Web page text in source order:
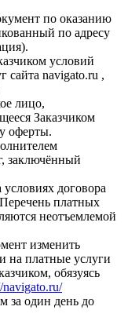
по оказанию
по адресу
условий
сайта navigato.ru ,
лицо,
Заказчиком
оферты.
заключённый
договора
платных
неотъемлемой
изменить
на платные услуги
обязуясь
navigato.ru/
за один день до